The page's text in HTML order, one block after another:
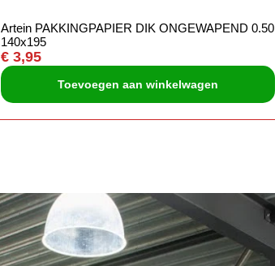
Artein PAKKINGPAPIER DIK ONGEWAPEND 0.50
140x195
€ 3,95
Toevoegen aan winkelwagen